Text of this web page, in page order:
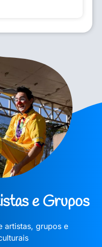
e Grupos
artistas, grupos e